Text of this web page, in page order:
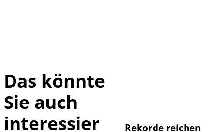
Das könnte
Sie auch
interessier
Rekorde reichen